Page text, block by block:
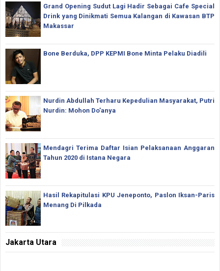
Grand Opening Sudut Lagi Hadir Sebagai Cafe Special
Drink yang Dinikmati Semua Kalangan di Kawasan BTP
Makassar
Bone Berduka, DPP KEPMI Bone Minta Pelaku Diadili
Nurdin Abdullah Terharu Kepedulian Masyarakat, Putri
Nurdin: Mohon Do'anya
Mendagri Terima Daftar Isian Pelaksanaan Anggaran
Tahun 2020 di Istana Negara
Hasil Rekapitulasi KPU Jeneponto, Paslon Iksan-Paris
Menang Di Pilkada
Jakarta Utara